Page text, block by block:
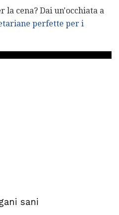
la cena? Dai un'occhiata a
perfette per i
sani